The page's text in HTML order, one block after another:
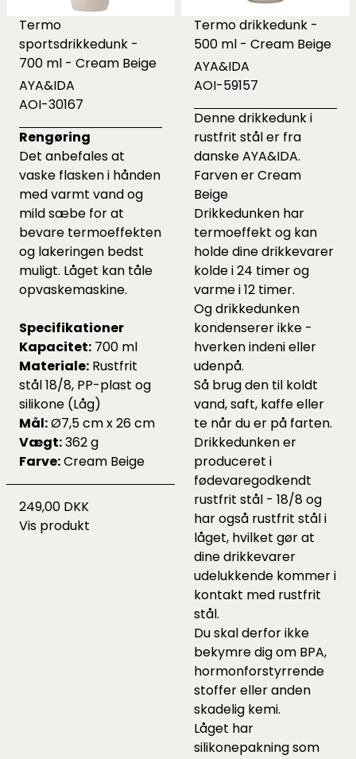
Termo
sportsdrikkedunk -
700 ml - Cream Beige
AYA&IDA
AOI-30167
Rengøring
Det anbefales at
vaske flasken i hånden
med varmt vand og
mild sæbe for at
bevare termoeffekten
og lakeringen bedst
muligt. Låget kan tåle
opvaskemaskine.
Specifikationer
Kapacitet: 700 ml
Materiale: Rustfrit
stål 18/8, PP-plast og
silikone (Låg)
Mål:Ø7,5 cm x 26 cm
Vægt:362 g
Farve:Cream Beige
249,00 DKK
Vis produkt
Termo drikkedunk -
500 ml - Cream Beige
AYA&IDA
AOI-59157
Denne drikkedunk i
rustfrit stål er fra
danske AYA&IDA.
Farven er Cream
Beige
Drikkedunken har
termoeffekt og kan
holde dine drikkevarer
kolde i 24 timer og
varme i 12 timer.
Og drikkedunken
kondenserer ikke -
hverken indeni eller
udenpå.
Så brug den til koldt
vand, saft, kaffe eller
te når du er på farten.
Drikkedunken er
produceret i
fødevaregodkendt
rustfrit stål - 18/8 og
har også rustfrit stål i
låget, hvilket gør at
dine drikkevarer
udelukkende kommer i
kontakt med rustfrit
stål.
Du skal derfor ikke
bekymre dig om BPA,
hormonforstyrrende
stoffer eller anden
skadelig kemi.
Låget har
silikonepakning som